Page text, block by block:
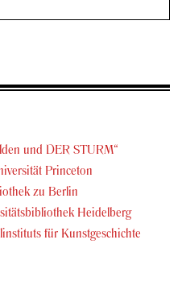
und DER STURM“
Prince­ton
zu Ber­lin
Hei­del­berg
für Kunst­ge­schich­te